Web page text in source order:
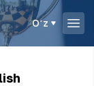
Oʻz